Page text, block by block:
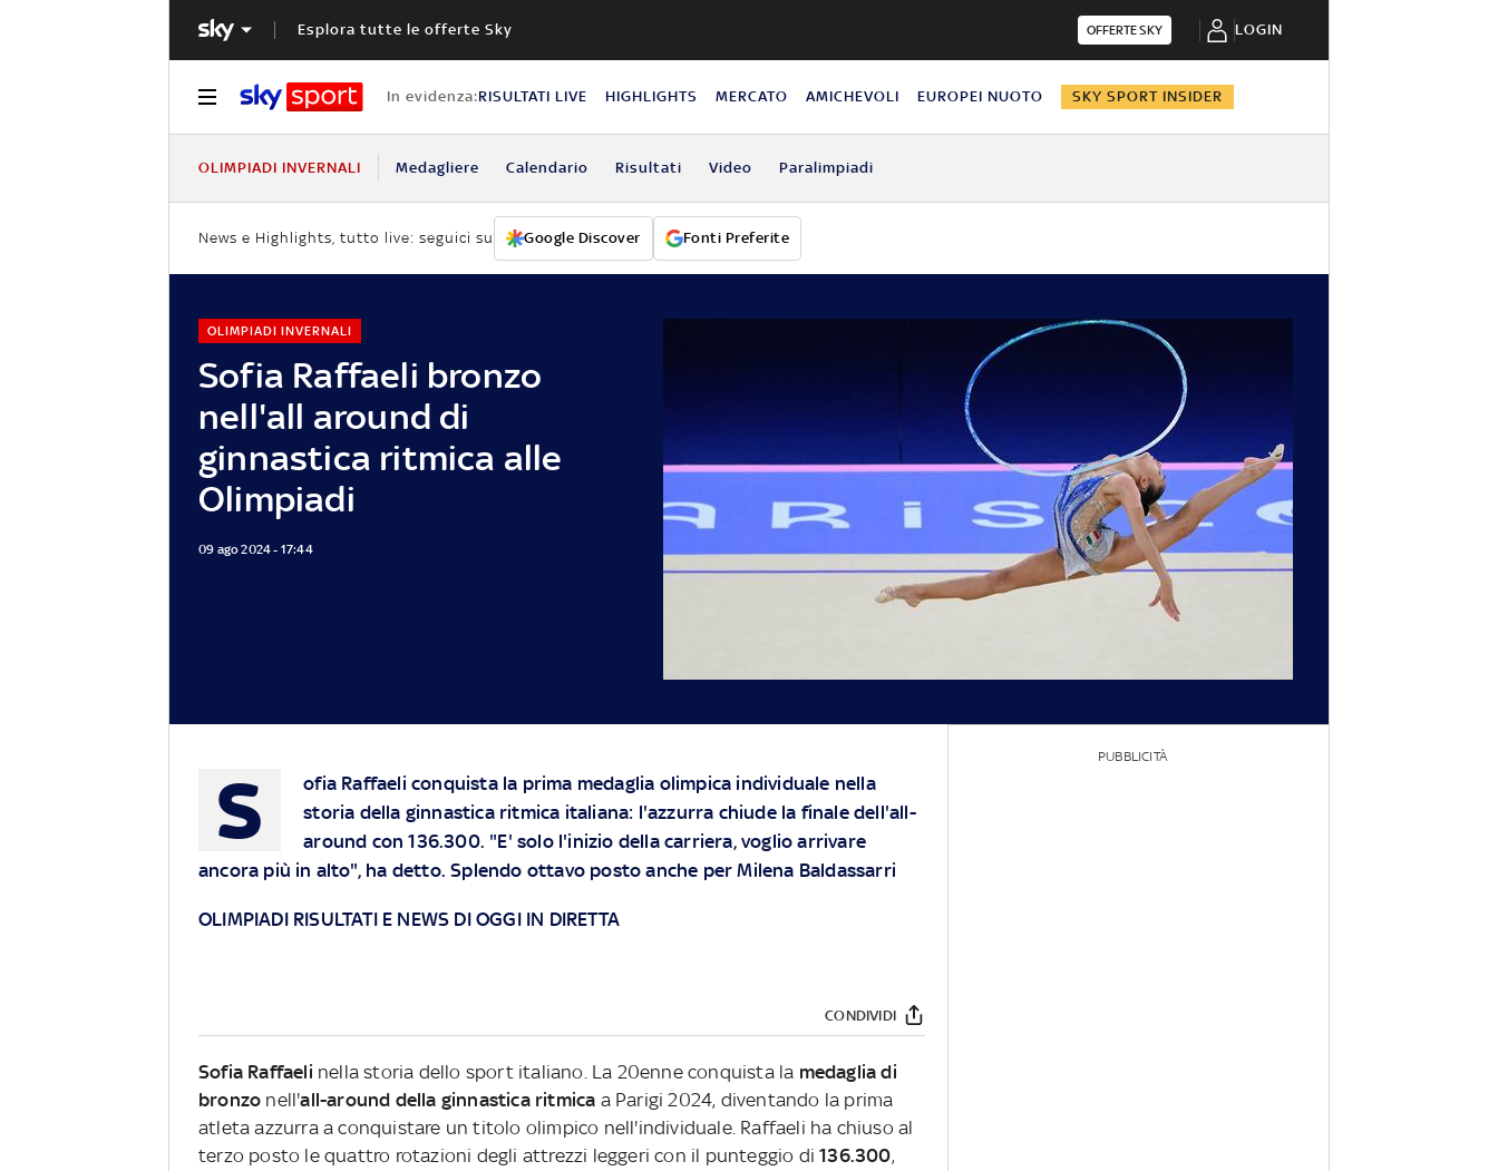
Esplora tutte le offerte Sky OFFERTE SKY LOGIN
In evidenza:RISULTATI LIVE HIGHLIGHTS MERCATO AMICHEVOLI EUROPEI NUOTO SKY SPORT INSIDER
OLIMPIADI INVERNALI Medagliere Calendario Risultati Video Paralimpiadi
News e Highlights, tutto live: seguici su Google Discover Fonti Preferite
Sofia Raffaeli bronzo
nell'all around di
ginnastica ritmica alle
Olimpiadi
OLIMPIADI INVERNALI
09 ago 2024 - 17:44
S
ofia Raffaeli conquista la prima medaglia olimpica individuale nella
storia della ginnastica ritmica italiana: l'azzurra chiude la finale dell'all-
around con 136.300. "E' solo l'inizio della carriera, voglio arrivare
ancora più in alto", ha detto. Splendo ottavo posto anche per Milena Baldassarri
OLIMPIADI RISULTATI E NEWS DI OGGI IN DIRETTA
CONDIVIDI
Sofia Raffaeli nella storia dello sport italiano. La 20enne conquista la medaglia di
bronzo nell'all-around della ginnastica ritmica a Parigi 2024, diventando la prima
atleta azzurra a conquistare un titolo olimpico nell'individuale. Raffaeli ha chiuso al
terzo posto le quattro rotazioni degli attrezzi leggeri con il punteggio di136.300,
PUBBLICITÀ